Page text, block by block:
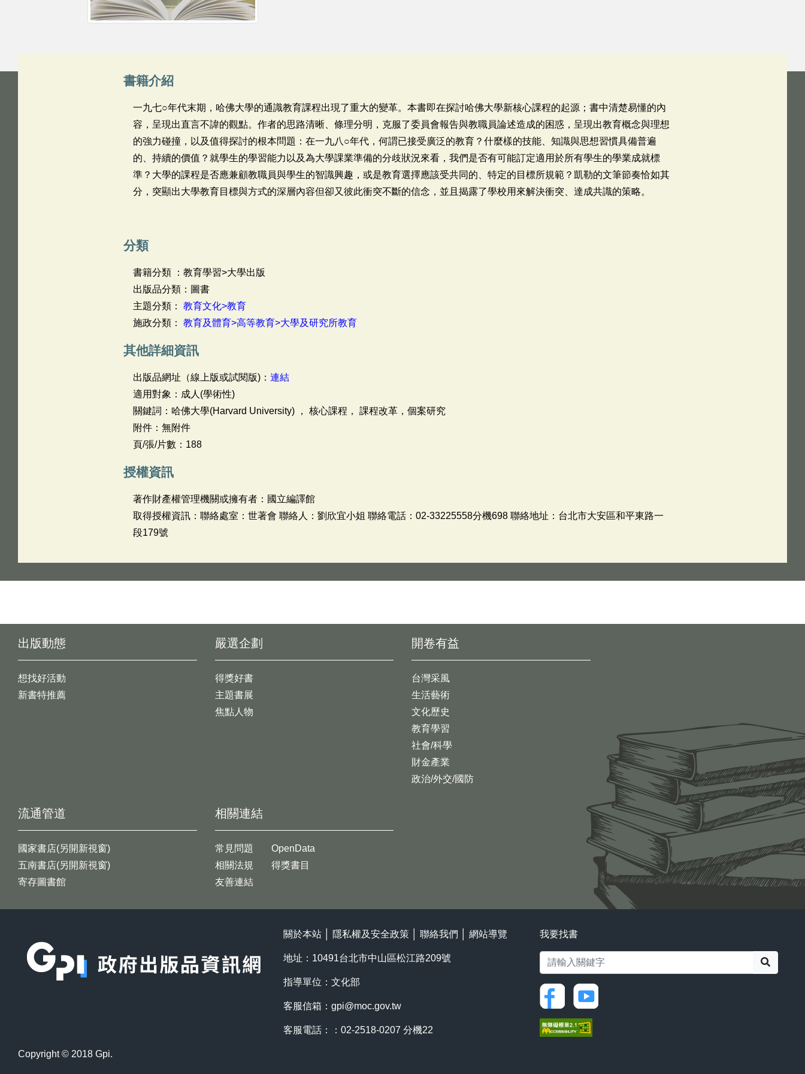
書籍介紹
一九七○年代末期，哈佛大學的通識教育課程出現了重大的變革。本書即在探討哈佛大學新核心課程的起源；書中清楚易懂的內
容，呈現出直言不諱的觀點。作者的思路清晰、條理分明，克服了委員會報告與教職員論述造成的困惑，呈現出教育概念與理想
的強力碰撞，以及值得探討的根本問題：在一九八○年代，何謂已接受廣泛的教育？什麼樣的技能、知識與思想習慣具備普遍
的、持續的價值？就學生的學習能力以及為大學課業準備的分歧狀況來看，我們是否有可能訂定適用於所有學生的學業成就標
準？大學的課程是否應兼顧教職員與學生的智識興趣，或是教育選擇應該受共同的、特定的目標所規範？凱勒的文筆節奏恰如其
分，突顯出大學教育目標與方式的深層內容但卻又彼此衝突不斷的信念，並且揭露了學校用來解決衝突、達成共識的策略。
分類
書籍分類 ：教育學習>大學出版
出版品分類：圖書
主題分類： 教育文化>教育
施政分類： 教育及體育>高等教育>大學及研究所教育
其他詳細資訊
出版品網址（線上版或試閱版)： 連結
適用對象：成人(學術性)
關鍵詞：哈佛大學(Harvard University) ， 核心課程， 課程改革，個案研究
附件：無附件
頁/張/片數：188
授權資訊
著作財產權管理機關或擁有者：國立編譯館
取得授權資訊：聯絡處室：世著會 聯絡人：劉欣宜小姐 聯絡電話：02-33225558分機698 聯絡地址：台北市大安區和平東路一
段179號
出版動態
想找好活動
新書特推薦
開卷有益
台灣采風
生活藝術
文化歷史
教育學習
社會/科學
財金產業
政治/外交/國防
嚴選企劃
得獎好書
主題書展
焦點人物
流通管道
國家書店(另開新視窗)
五南書店(另開新視窗)
寄存圖書館
相關連結
常見問題
相關法規
友善連結
OpenData
得獎書目
關於本站 隱私權及安全政策 聯絡我們 網站導覽
地址：10491台北市中山區松江路209號
指導單位：文化部
客服信箱： gpi@moc.gov.tw
客服電話：：02-2518-0207 分機22
我要找書
Copyright © 2018 Gpi.